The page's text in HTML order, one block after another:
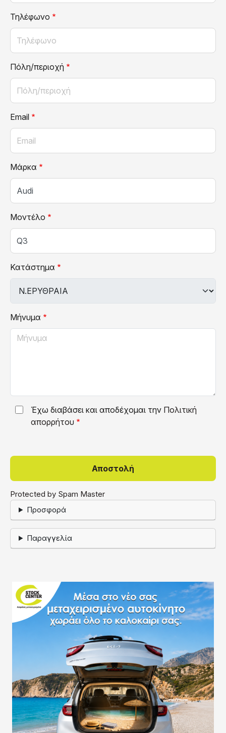
Τηλέφωνο
Πόλη/περιοχή
Email
Μάρκα
Μοντέλο
Κατάστημα
Μήνυμα
Έχω διαβάσει και αποδέχομαι την Πολιτική
απορρήτου
Protected by Spam Master
Προσφορά
Παραγγελία